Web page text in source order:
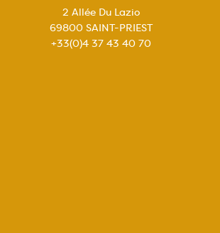
2 Allée Du Lazio
69800 SAINT-PRIEST
+33(0)4 37 43 40 70